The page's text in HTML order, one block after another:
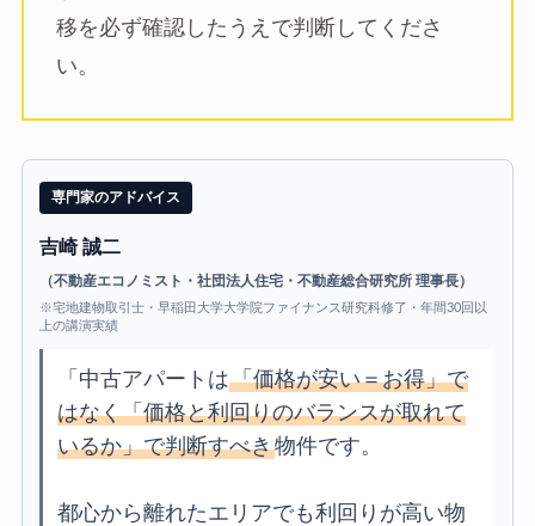
移を必ず確認したうえで判断してくださ
い。
専門家のアドバイス
吉崎 誠二
（不動産エコノミスト・社団法人住宅・不動産総合研究所 理事長）
※宅地建物取引士・早稲田大学大学院ファイナンス研究科修了・年間30回以
上の講演実績
「中古アパートは「価格が安い＝お得」で
はなく「価格と利回りのバランスが取れて
いるか」で判断すべき物件です。
都心から離れたエリアでも利回りが高い物